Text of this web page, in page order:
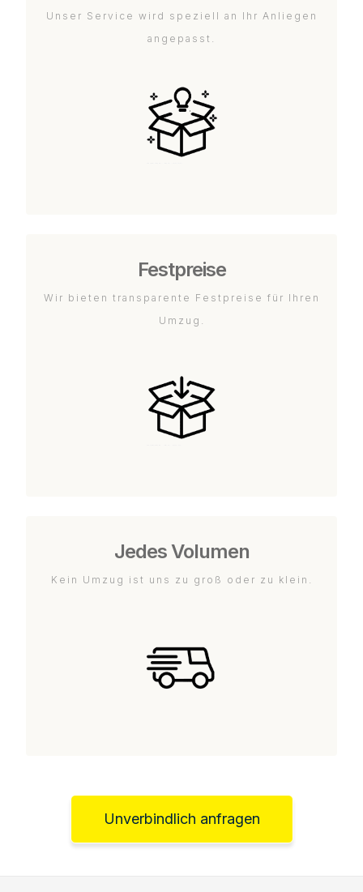
Unser Service wird speziell an Ihr Anliegen
angepasst.
Festpreise
Wir bieten transparente Festpreise für Ihren
Umzug.
Jedes Volumen
Kein Umzug ist uns zu groß oder zu klein.
Unverbindlich anfragen